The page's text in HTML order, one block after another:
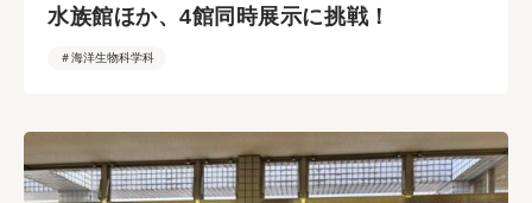
水族館ほか、4館同時展示に挑戦！
＃海洋生物科学科